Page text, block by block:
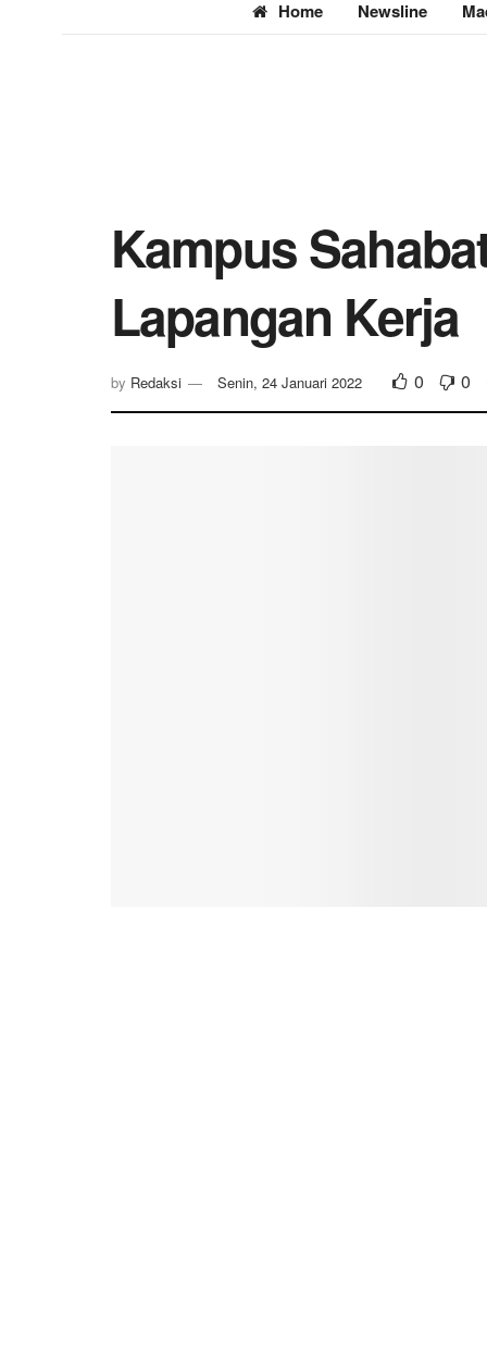
Home Newsline
Kampus
Lapangan Kerja
by Redaksi Senin, 24 Januari 2022 0 0